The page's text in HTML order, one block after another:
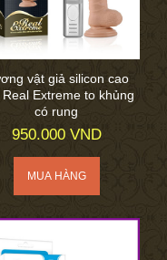
vật giả silicon cao
Extreme to khủng
có rung
950.000 VND